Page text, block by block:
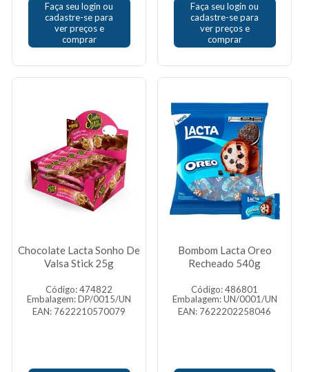
Faça seu login ou
cadastre-se para
ver preços e
comprar
Faça seu login ou
cadastre-se para
ver preços e
comprar
Chocolate Lacta Sonho De
Valsa Stick 25g
Código: 474822
Embalagem: DP/0015/UN
EAN: 7622210570079
Bombom Lacta Oreo
Recheado 540g
Código: 486801
Embalagem: UN/0001/UN
EAN: 7622202258046